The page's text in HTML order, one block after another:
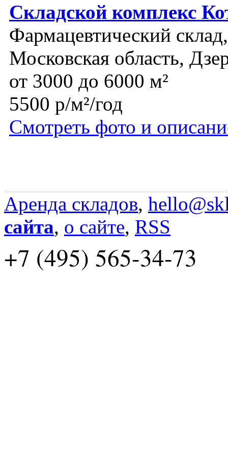
Складской комплекс
Фармацевтический
Московская область,
от 3000 до 6000 м²
5500 р/м²/год
Смотреть фото и
Аренда складов,
сайта, о сайте, RSS
+7 (495) 565-34-73